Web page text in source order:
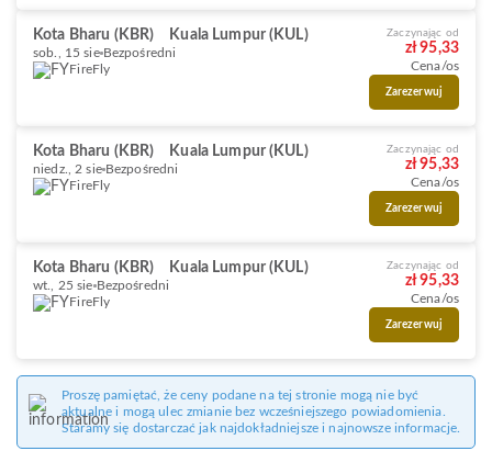
Kota Bharu (KBR) Kuala Lumpur (KUL)
sob., 15 sie Bezpośredni
FireFly
Zaczynając od
zł 95,33
Cena/os
Zarezerwuj
Kota Bharu (KBR) Kuala Lumpur (KUL)
niedz., 2 sie Bezpośredni
FireFly
Zaczynając od
zł 95,33
Cena/os
Zarezerwuj
Kota Bharu (KBR) Kuala Lumpur (KUL)
wt., 25 sie Bezpośredni
FireFly
Zaczynając od
zł 95,33
Cena/os
Zarezerwuj
Proszę pamiętać, że ceny podane na tej stronie mogą nie być
aktualne i mogą ulec zmianie bez wcześniejszego powiadomienia.
Staramy się dostarczać jak najdokładniejsze i najnowsze informacje.